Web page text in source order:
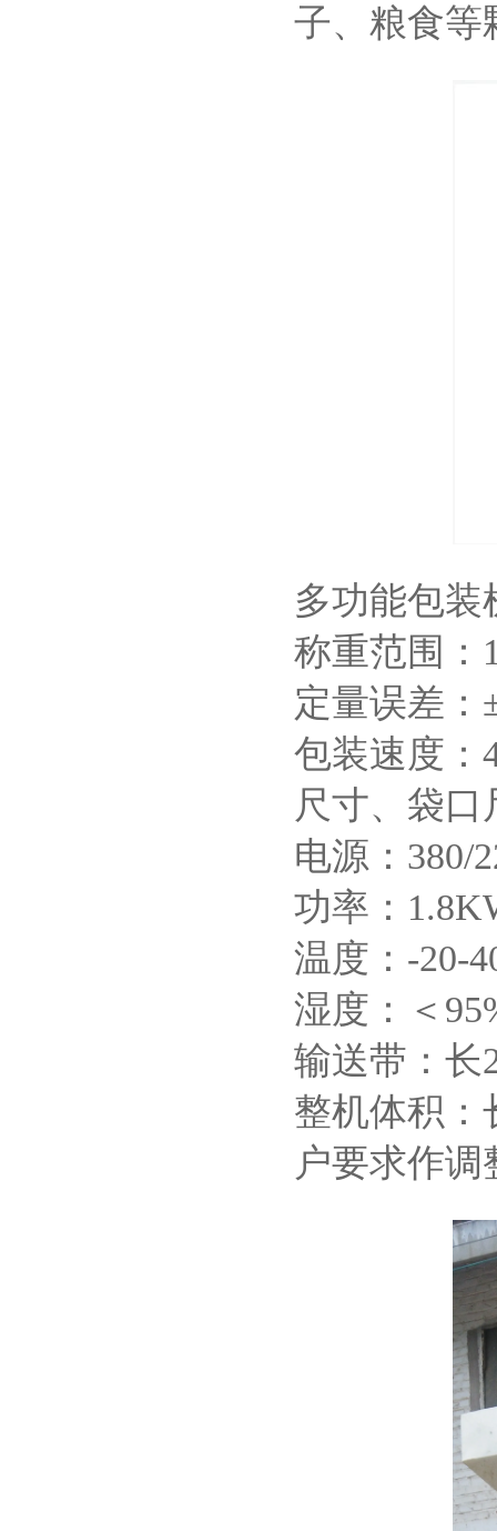
子、粮食等
多功能包装
称重范围：
定量误差：
包装速度：
尺寸、袋口
电源：380/
功率：
温度：-20-
湿度：＜
输送带：长
整机体积：
户要求作调